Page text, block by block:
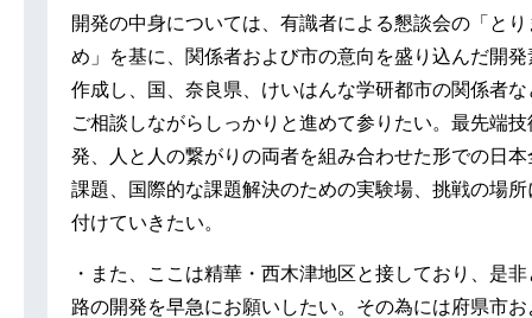
開発の中身については、有識者による懇談会の「とり
め」を基に、関係者および市の意向を盛り込んだ開発
作成し、国、奈良県、けいはんな学研都市の関係者な
ご相談しながらしっかりと進めて参りたい。最先端技
発、人と人の繋がりの両者を組み合わせた形での日本
課題、国際的な課題解決のための実験場、挑戦の場所
付けていきたい。
・また、ここは精華・西木津地区と接しており、是
路の開発を早急にお願いしたい。その為には府県市お